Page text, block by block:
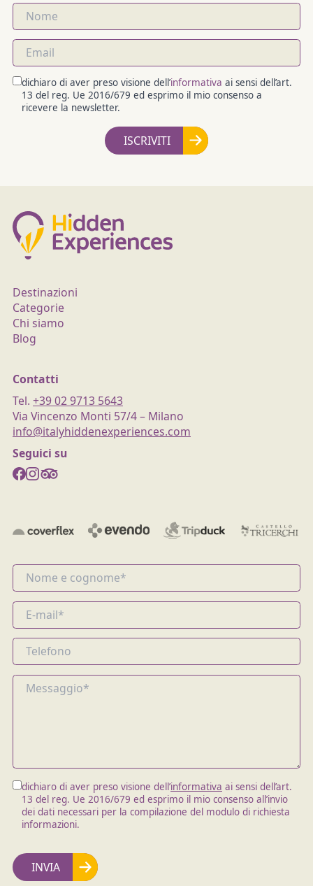
dichiaro di aver preso visione dell’informativa ai sensi dell’art.
13 del reg. Ue 2016/679 ed esprimo il mio consenso a
ricevere la newsletter.
ISCRIVITI
Destinazioni
Categorie
Chi siamo
Blog
Contatti
Tel. +39 02 9713 5643
Via Vincenzo Monti 57/4 – Milano
info@italyhiddenexperiences.com
Seguici su
dichiaro di aver preso visione dell’informativa ai sensi dell’art.
13 del reg. Ue 2016/679 ed esprimo il mio consenso all’invio
dei dati necessari per la compilazione del modulo di richiesta
informazioni.